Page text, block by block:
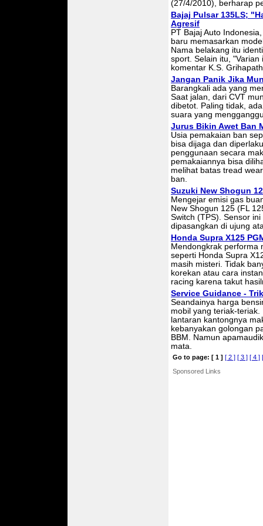
(27/4/2010), berharap
Bajaj Pulsar 135LS;
Agresif
PT Bajaj Auto
baru memasarkan
Nama belakang itu
sport. Selain itu,
komentar K.S.
Jangan Panik Jika
Barangkali ada yang
Saat jalan, dari CVT
dibetot. Paling tidak,
suara yang
Jurus Bikin Awet Ban
Usia pemakaian ban
bisa dijaga dan
penggunaan secara
pemakaiannya bisa
melihat batas tread
ban.
Suzuki New Shogun
Mengejar emisi gas
New Shogun 125 (FL
Switch (TPS). Sensor
dipasangkan di ujung
Honda Supra X125
Mendongkrak performa
seperti Honda Supra
masih misteri. Tidak
korekan atau cara
racing karena takut
Service Guidance -
Seandainya harga
mobil yang teriak-
lantaran kantongnya
kebanyakan golongan
BBM. Namun
mata.
Go to page: [ 1 ] [ 2 ] [ 3 ] [ 4 ]
Sponsored Links